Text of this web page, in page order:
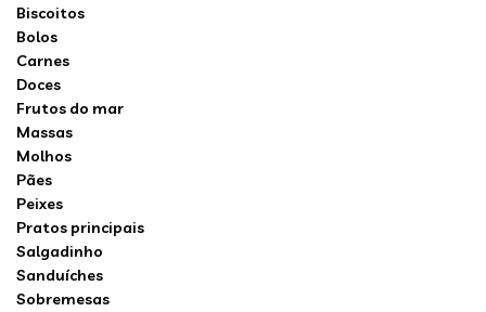
Biscoitos
Bolos
Carnes
Doces
Frutos do mar
Massas
Molhos
Pães
Peixes
Pratos principais
Salgadinho
Sanduíches
Sobremesas